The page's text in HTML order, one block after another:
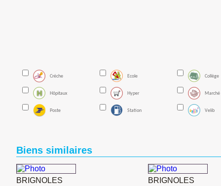
Créche Ecole Collège
Hôpitaux Hyper Marché
Poste Station Velib
Biens similaires
BRIGNOLES
BRIGNOLES